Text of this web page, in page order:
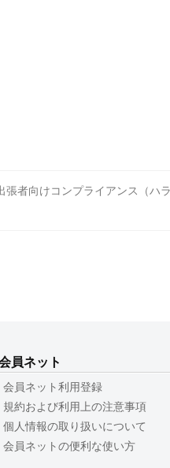
者向けコンプライアンス（ハ
員ネット
会員ネット利用登録
規約および利用上の注意事項
個人情報の取り扱いについて
会員ネットの便利な使い方